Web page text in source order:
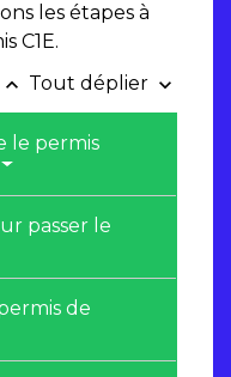
les étapes à
C1E.
keyboard_arrow_up Tout déplier keyboard_arrow_down
le permis
passer le
de